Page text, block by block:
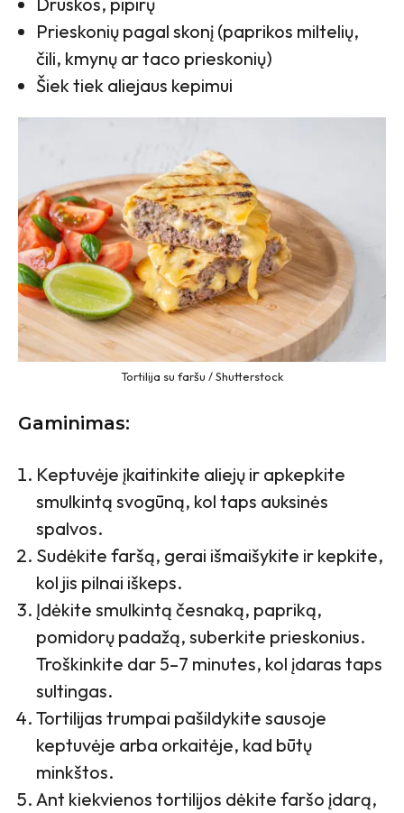
Prieskonių pagal skonį (paprikos miltelių,
čili, kmynų ar taco prieskonių)
Šiek tiek aliejaus kepimui
Tortilija su faršu / Shutterstock
Gaminimas:
Keptuvėje įkaitinkite aliejų ir apkepkite
smulkintą svogūną, kol taps auksinės
spalvos.
Sudėkite faršą, gerai išmaišykite ir kepkite,
kol jis pilnai iškeps.
Įdėkite smulkintą česnaką, papriką,
pomidorų padažą, suberkite prieskonius.
Troškinkite dar 5–7 minutes, kol įdaras taps
sultingas.
Tortilijas trumpai pašildykite sausoje
keptuvėje arba orkaitėje, kad būtų
minkštos.
Ant kiekvienos tortilijos dėkite faršo įdarą,